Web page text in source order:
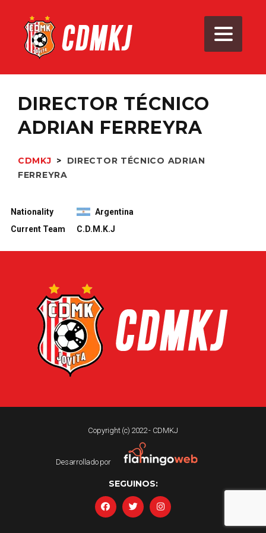
DIRECTOR TÉCNICO
ADRIAN FERREYRA
CDMKJ > DIRECTOR TÉCNICO ADRIAN
FERREYRA
Nationality
Argentina
Current Team
C.D.M.K.J
Copyright (c) 2022 - CDMKJ
Desarrollado por
SEGUINOS: